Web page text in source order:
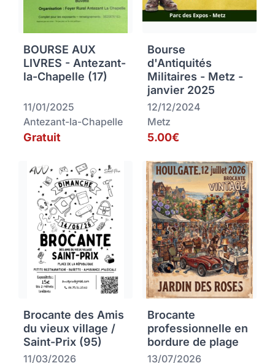
BOURSE AUX
LIVRES - Antezant-
la-Chapelle (17)
11/01/2025
Antezant-la-Chapelle
Gratuit
Bourse
d'Antiquités
Militaires - Metz -
janvier 2025
12/12/2024
Metz
5.00€
Brocante des Amis
du vieux village /
Saint-Prix (95)
11/03/2026
Brocante
professionnelle en
bordure de plage
13/07/2026